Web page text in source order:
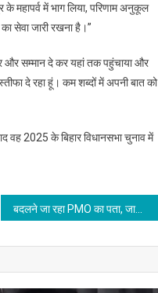
महापर्व में भाग लिया, परिणाम अनुकूल
सेवा जारी रखना है।”
और सम्मान दे कर यहां तक पहुंचाया और
दे रहा हूं। कम शब्दों में अपनी बात को
2025 के बिहार विधानसभा चुनाव में
बदलने जा रहा PMO का पता, जानें कहां शिफ्ट होगा पीएम मोदी का दफ्तर?